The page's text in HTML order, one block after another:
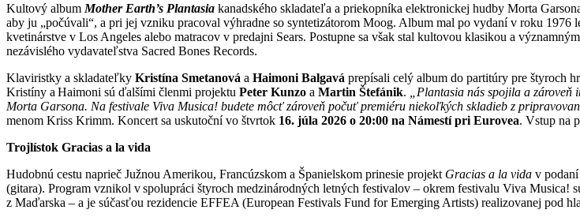
Kultový album Mother Earth’s Plantasia kanadského skladateľa a priekopníka elektronickej hudby Morta
aby ju „počúvali“, a pri jej vzniku pracoval výhradne so syntetizátorom Moog. Album mal po vydaní v roku
kvetinárstve v Los Angeles alebo matracov v predajni Sears. Postupne sa však stal kultovou klasikou a
nezávislého vydavateľstva Sacred Bones Records.
Klaviristky a skladateľky Kristína Smetanová a Haimoni Balgavá prepísali celý album do partitúry pre štyroch
Kristíny a Haimoni sú ďalšími členmi projektu Peter Kunzo a Martin Štefánik.
„Plantasia nás spojila a
Morta Garsona. Na festivale Viva Musica! budete môcť zároveň počuť premiéru niekoľkých skladieb z
menom Kriss Krimm. Koncert sa uskutoční vo štvrtok 16. júla 2026 o 20:00 na Námestí pri Eurovea. Vstup na
Trojlístok Gracias a la vida
Hudobnú cestu naprieč Južnou Amerikou, Francúzskom a Španielskom prinesie projekt Gracias a la vida v
(gitara). Program vznikol v spolupráci štyroch medzinárodných letných festivalov – okrem festivalu Viva
z Maďarska – a je súčasťou rezidencie EFFEA (European Festivals Fund for Emerging Artists) realizovanej pod